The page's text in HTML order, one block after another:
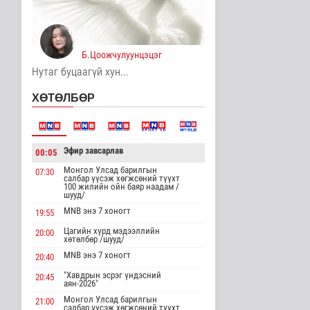
14 цаг 55 минутын өмнө
Хирошимад иргэд
Японы зэвсгийн
экспортын бодлогы..
Дэлхийд
14 цаг 7 минутын өмнө
Трамп Ирантай
шинэ гарц эрэлх..
14 цаг 15 минутын өмнө
Европ даяар хэт халалт
эрчимжиж байна
Дэлхийд
Голууд үертэй байна
15 цаг 41 минутын өмнө
Б.Цоожчулуунцэцэг
Нутаг буцаагүй хун...
ХӨТӨЛБӨР
00:05 Эфир завсарлав
07:30
Монгол Улсад барилгын
салбар үүсэж хөгжсөний түүхт
100 жилийн ойн баяр наадам /
шууд/
19:55
MNB энэ 7 хоногт
20:00
Цагийн хүрд мэдээллийн
хөтөлбөр /шууд/
20:40
MNB энэ 7 хоногт
20:45
"Хавдрын эсрэг үндэсний
аян-2026"
21:00
Монгол Улсад барилгын
салбар үүсэж хөгжсөний түүхт